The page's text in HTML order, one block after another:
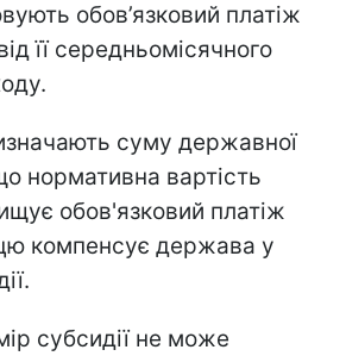
обов’язковий платіж
її середньомісячного
суму державної
нормативна вартість
обов'язковий платіж
компенсує держава у
субсидії не може